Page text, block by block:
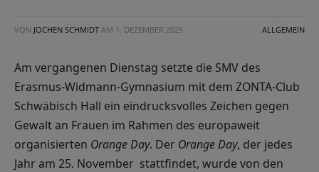
VON JOCHEN SCHMIDT AM 1. DEZEMBER 2025 ALLGEMEIN
Am vergangenen Dienstag setzte die SMV des
Erasmus-Widmann-Gymnasium mit dem ZONTA-Club
Schwäbisch Hall ein eindrucksvolles Zeichen gegen
Gewalt an Frauen im Rahmen des europaweit
organisierten Orange Day. Der Orange Day, der jedes
Jahr am 25. November stattfindet, wurde von den